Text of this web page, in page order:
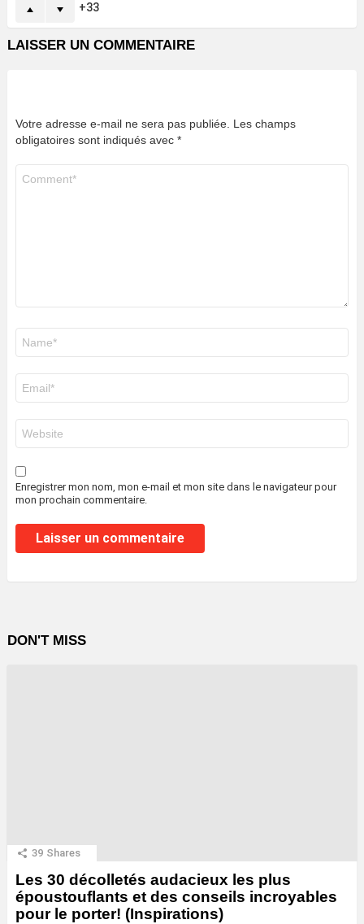
33
LAISSER UN COMMENTAIRE
Votre adresse e-mail ne sera pas publiée. Les champs
obligatoires sont indiqués avec *
mail
*
web
Enregistrer mon nom, mon e-mail et mon site dans le navigateur pour
mon prochain commentaire.
DON'T MISS
39 Shares
Les 30 décolletés audacieux les plus
époustouflants et des conseils incroyables
pour le porter! (Inspirations)